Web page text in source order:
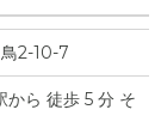
2-10-7
ら 徒歩 5 分 そ